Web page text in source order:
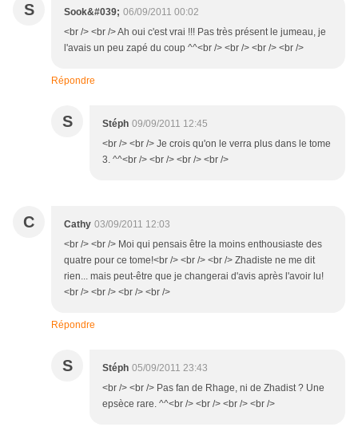
S Sook&#039; 06/09/2011 00:02
<br /> <br /> Ah oui c'est vrai !!! Pas très présent le jumeau, je
l'avais un peu zapé du coup ^^<br /> <br /> <br /> <br />
Répondre
S Stéph 09/09/2011 12:45
<br /> <br /> Je crois qu'on le verra plus dans le tome
3. ^^<br /> <br /> <br /> <br />
C Cathy 03/09/2011 12:03
<br /> <br /> Moi qui pensais être la moins enthousiaste des
quatre pour ce tome!<br /> <br /> <br /> Zhadiste ne me dit
rien... mais peut-être que je changerai d'avis après l'avoir lu!
<br /> <br /> <br /> <br />
Répondre
S Stéph 05/09/2011 23:43
<br /> <br /> Pas fan de Rhage, ni de Zhadist ? Une
epsèce rare. ^^<br /> <br /> <br /> <br />